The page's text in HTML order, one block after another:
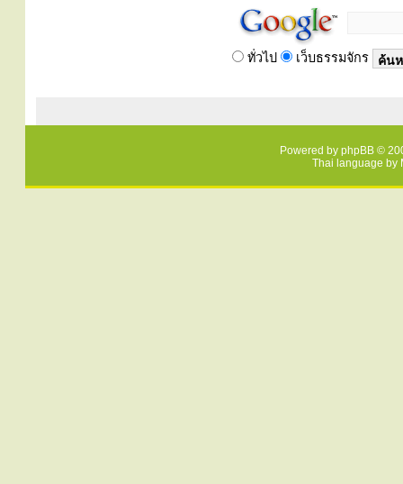
ทั่วไป เว็บธรรมจักร
Powered by phpBB ©
Thai language by